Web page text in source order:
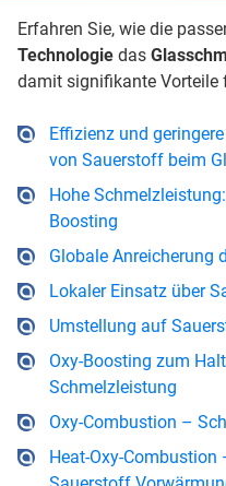
Erfahren Sie, wie die
Technologie das
damit signifikante Vorteile
Effizienz und
von Sauerstoff beim
Hohe
Boosting
Globale Anreicherung
Lokaler Einsatz über
Umstellung auf
Oxy-Boosting zum
Schmelzleistung
Oxy-Combustion –
Heat-Oxy-